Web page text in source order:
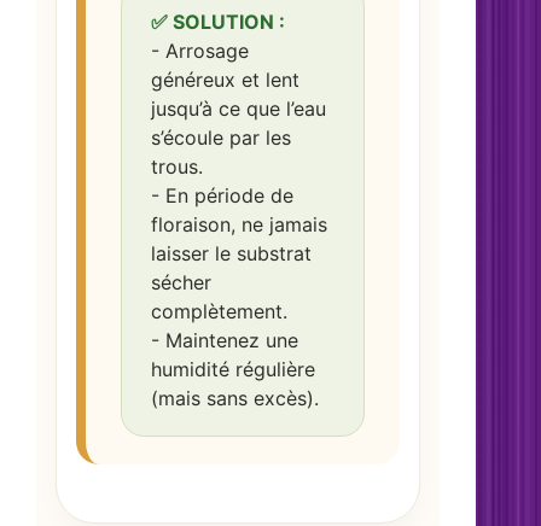
✅ SOLUTION :
- Arrosage
généreux et lent
jusqu’à ce que l’eau
s’écoule par les
trous.
- En période de
floraison, ne jamais
laisser le substrat
sécher
complètement.
- Maintenez une
humidité régulière
(mais sans excès).